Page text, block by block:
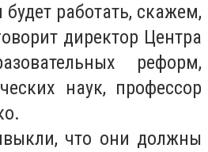
работать, скажем,
директор Центра
реформ,
наук, профессор
что они должны